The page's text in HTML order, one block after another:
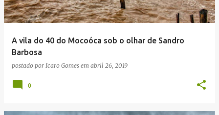
A vila do 40 do Mocoóca sob o olhar de Sandro
Barbosa
postado por Icaro Gomes em abril 26, 2019
0